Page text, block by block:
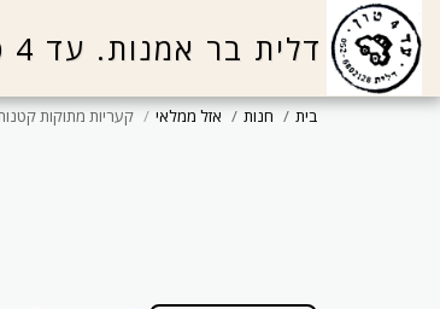
דלית בר אמנות. עד 4 טון
בית חנות אזל ממלאי קעריות מתוקות